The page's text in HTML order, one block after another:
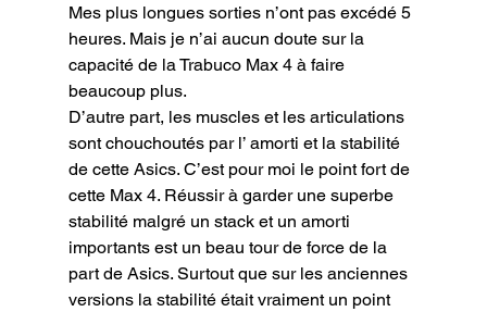
Mes plus longues sorties n’ont pas excédé 5
heures. Mais je n’ai aucun doute sur la
capacité de la Trabuco Max 4 à faire
beaucoup plus.
D’autre part, les muscles et les articulations
sont chouchoutés par l’ amorti et la stabilité
de cette Asics. C’est pour moi le point fort de
cette Max 4. Réussir à garder une superbe
stabilité malgré un stack et un amorti
importants est un beau tour de force de la
part de Asics. Surtout que sur les anciennes
versions la stabilité était vraiment un point